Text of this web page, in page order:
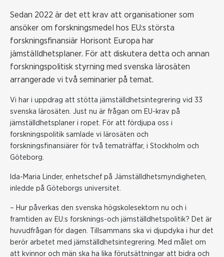
Sedan 2022 är det ett krav att organisationer som
ansöker om forskningsmedel hos EU:s största
forskningsfinansiär Horisont Europa har
jämställdhetsplaner. För att diskutera detta och annan
forskningspolitisk styrning med svenska lärosäten
arrangerade vi två seminarier på temat.
Vi har i uppdrag att stötta jämställdhetsintegrering vid 33
svenska lärosäten. Just nu är frågan om EU-krav på
jämställdhetsplaner i ropet. För att fördjupa oss i
forskningspolitik samlade vi lärosäten och
forskningsfinansiärer för två tematräffar, i Stockholm och
Göteborg.
Ida-Maria Linder, enhetschef på Jämställdhetsmyndigheten,
inledde på Göteborgs universitet.
– Hur påverkas den svenska högskolesektorn nu och i
framtiden av EU:s forsknings-och jämställdhetspolitik? Det är
huvudfrågan för dagen. Tillsammans ska vi djupdyka i hur det
berör arbetet med jämställdhetsintegrering. Med målet om
att kvinnor och män ska ha lika förutsättningar att bidra och